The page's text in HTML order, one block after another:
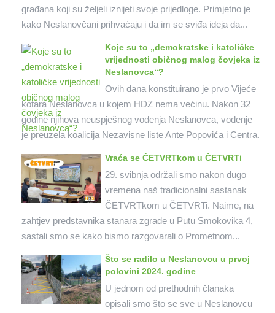
građana koji su željeli iznijeti svoje prijedloge. Primjetno je
kako Neslanovčani prihvaćaju i da im se sviđa ideja da...
Koje su to „demokratske i katoličke
vrijednosti običnog malog čovjeka iz
Neslanovca“?
Ovih dana konstituirano je prvo Vijeće
kotara Neslanovca u kojem HDZ nema većinu. Nakon 32
godine njihova neuspješnog vođenja Neslanovca, vođenje
je preuzela koalicija Nezavisne liste Ante Popovića i Centra.
Vraća se ČETVRTkom u ČETVRTi
29. svibnja održali smo nakon dugo
vremena naš tradicionalni sastanak
ČETVRTkom u ČETVRTi. Naime, na
zahtjev predstavnika stanara zgrade u Putu Smokovika 4,
sastali smo se kako bismo razgovarali o Prometnom...
Što se radilo u Neslanovcu u prvoj
polovini 2024. godine
U jednom od prethodnih članaka
opisali smo što se sve u Neslanovcu